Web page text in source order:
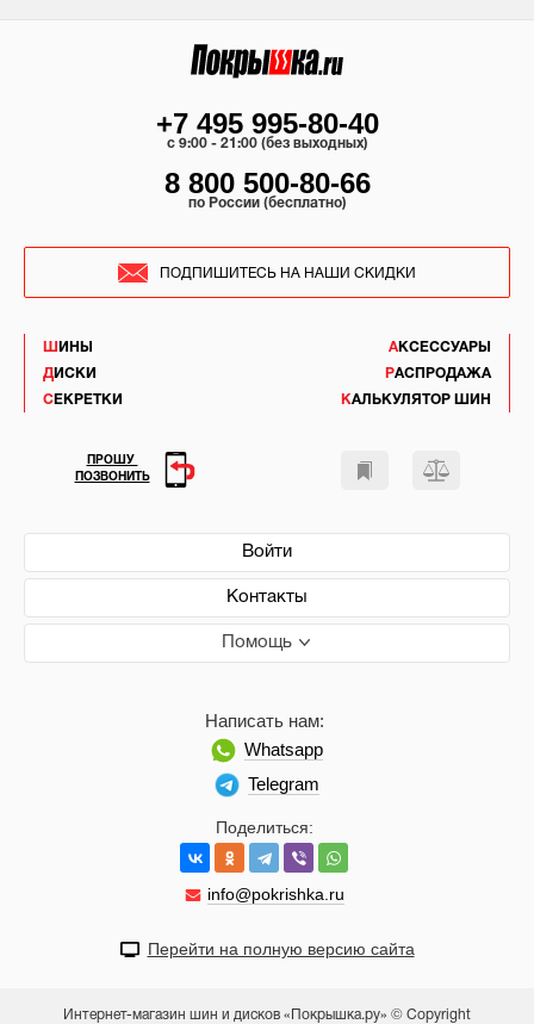
ШИНЫ
ДИСКИ
СЕКРЕТКИ
АКСЕССУАРЫ
РАСПРОДАЖА
КАЛЬКУЛЯТОР ШИН
Войти
Контакты
Помощь
Поделиться:
info@pokrishka.ru
Написать нам:
Whatsapp
Telegram
+7 495 995-80-40
c 9:00 - 21:00 (без выходных)
8 800 500-80-66
по России (бесплатно)
ПОДПИШИТЕСЬ НА НАШИ СКИДКИ
ПРОШУ
ПОЗВОНИТЬ
Перейти на полную версию сайта
Интернет-магазин шин и дисков «Покрышка.ру» © Copyright